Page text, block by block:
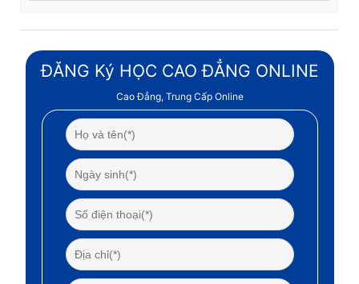
ĐĂNG Ký HỌC CAO ĐẲNG ONLINE
Cao Đẳng, Trung Cấp Online